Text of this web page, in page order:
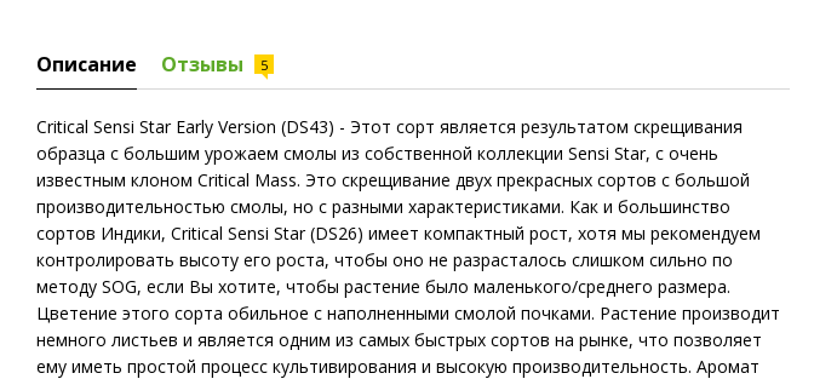
Описание Отзывы 5
Critical Sensi Star Early Version (DS43) - Этот сорт является результатом скрещивания
образца с большим урожаем смолы из собственной коллекции Sensi Star, с очень
известным клоном Critical Mass. Это скрещивание двух прекрасных сортов с большой
производительностью смолы, но с разными характеристиками. Как и большинство
сортов Индики, Critical Sensi Star (DS26) имеет компактный рост, хотя мы рекомендуем
контролировать высоту его роста, чтобы оно не разрасталось слишком сильно по
методу SOG, если Вы хотите, чтобы растение было маленького/среднего размера.
Цветение этого сорта обильное с наполненными смолой почками. Растение производит
немного листьев и является одним из самых быстрых сортов на рынке, что позволяет
ему иметь простой процесс культивирования и высокую производительность. Аромат